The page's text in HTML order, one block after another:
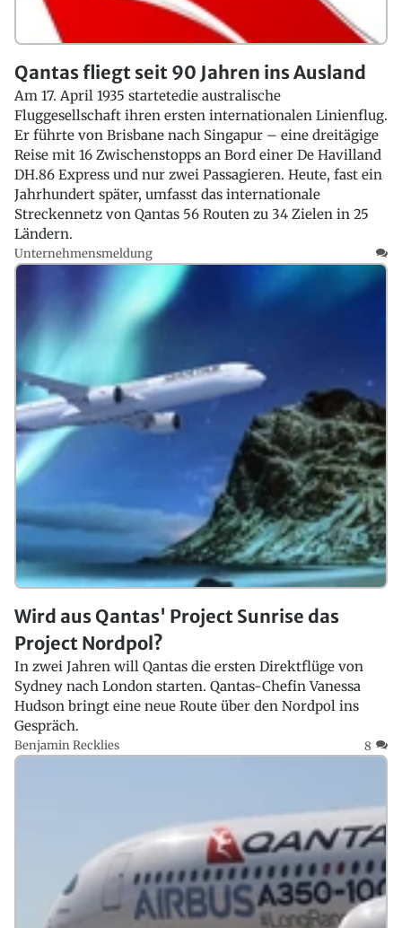
Qantas fliegt seit 90 Jahren ins Ausland
Am 17. April 1935 startetedie australische
Fluggesellschaft ihren ersten internationalen Linienflug.
Er führte von Brisbane nach Singapur – eine dreitägige
Reise mit 16 Zwischenstopps an Bord einer De Havilland
DH.86 Express und nur zwei Passagieren. Heute, fast ein
Jahrhundert später, umfasst das internationale
Streckennetz von Qantas 56 Routen zu 34 Zielen in 25
Ländern.
Unternehmensmeldung
Wird aus Qantas' Project Sunrise das
Project Nordpol?
In zwei Jahren will Qantas die ersten Direktflüge von
Sydney nach London starten. Qantas-Chefin Vanessa
Hudson bringt eine neue Route über den Nordpol ins
Gespräch.
Benjamin Recklies 8